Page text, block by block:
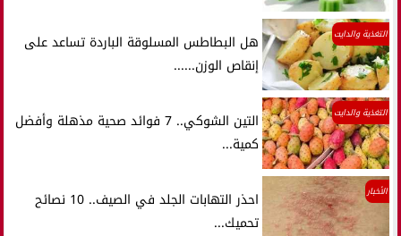
التغذية والدايت
هل البطاطس المسلوقة الباردة تساعد على
إنقاص الوزن......
التغذية والدايت
التين الشوكي.. 7 فوائد صحية مذهلة وأفضل
كمية...
الأخبار
احذر التهابات الجلد في الصيف.. 10 نصائح
تحميك...